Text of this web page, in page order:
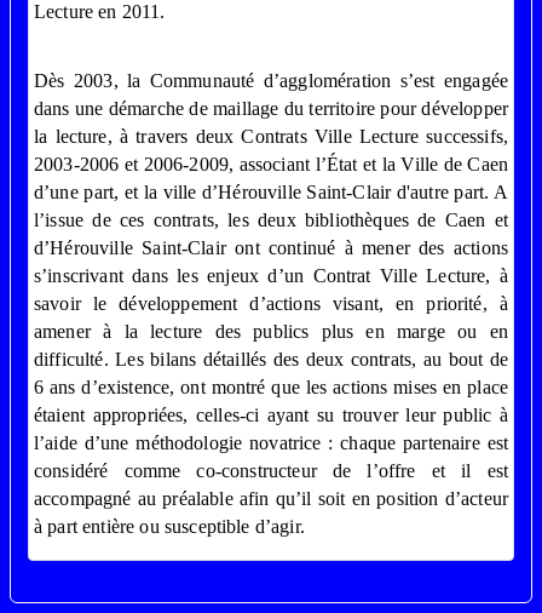
Lecture en 2011.
Dès 2003, la Communauté d’agglomération s’est engagée
dans une démarche de maillage du territoire pour développer
la lecture, à travers deux Contrats Ville Lecture successifs,
2003-2006 et 2006-2009, associant l’État et la Ville de Caen
d’une part, et la ville d’Hérouville Saint-Clair d'autre part. A
l’issue de ces contrats, les deux bibliothèques de Caen et
d’Hérouville Saint-Clair ont continué à mener des actions
s’inscrivant dans les enjeux d’un Contrat Ville Lecture, à
savoir le développement d’actions visant, en priorité, à
amener à la lecture des publics plus en marge ou en
difficulté. Les bilans détaillés des deux contrats, au bout de
6 ans d’existence, ont montré que les actions mises en place
étaient appropriées, celles-ci ayant su trouver leur public à
l’aide d’une méthodologie novatrice : chaque partenaire est
considéré comme co-constructeur de l’offre et il est
accompagné au préalable afin qu’il soit en position d’acteur
à part entière ou susceptible d’agir.